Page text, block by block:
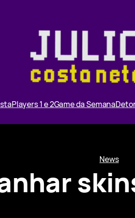
Players 1 e 2Game da Semana
News